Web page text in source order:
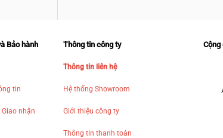
Bảo hành
tin
nhận
Thông tin công ty
Thông tin liên hệ
Hệ thống Showroom
Giới thiệu công ty
Thông tin thanh toán
Cộng